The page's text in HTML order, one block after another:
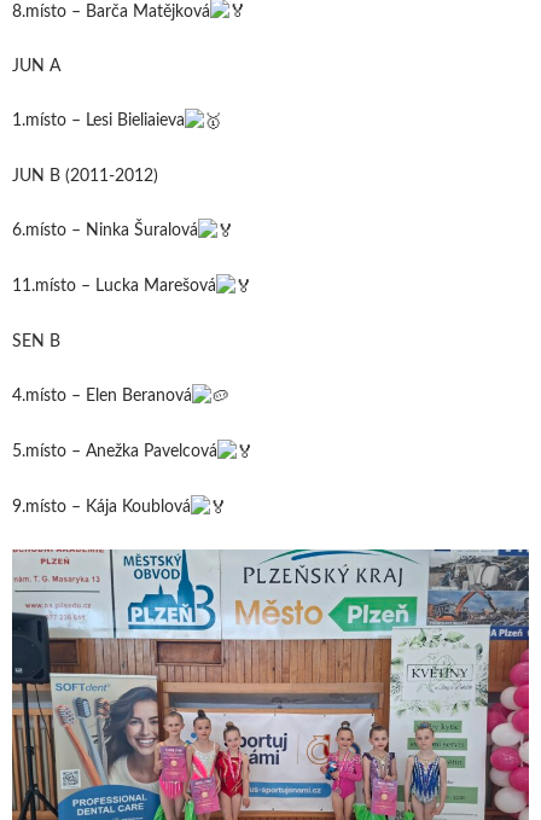
8.místo – Barča Matějková
JUN A
1.místo – Lesi Bieliaieva
JUN B (2011-2012)
6.místo – Ninka Šuralová
11.místo – Lucka Marešová
SEN B
4.místo – Elen Beranová
5.místo – Anežka Pavelcová
9.místo – Kája Koublová